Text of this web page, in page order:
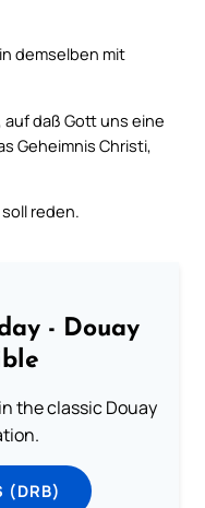
demselben mit
daß Gott uns eine
Geheimnis Christi,
reden.
- Douay
the classic Douay
(DRB)